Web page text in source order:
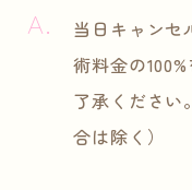
当日キャンセ
術料金の
了承ください
合は除く）